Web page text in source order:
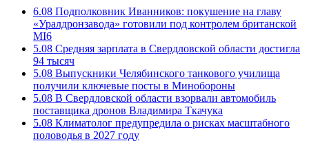
6.08 Подполковник Иванников: покушение на главу
«Уралдронзавода» готовили под контролем британской
MI6
5.08 Средняя зарплата в Свердловской области достигла
94 тысяч
5.08 Выпускники Челябинского танкового училища
получили ключевые посты в Минобороны
5.08 В Свердловской области взорвали автомобиль
поставщика дронов Владимира Ткачука
5.08 Климатолог предупредила о рисках масштабного
половодья в 2027 году